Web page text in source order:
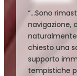
“…Sono
navigazione,
chiesto una
supporto
tempistiche